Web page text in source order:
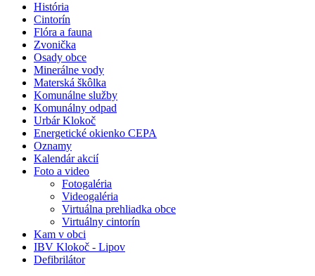
História
Cintorín
Flóra a fauna
Zvonička
Osady obce
Minerálne vody
Materská škôlka
Komunálne služby
Komunálny odpad
Urbár Klokoč
Energetické okienko CEPA
Oznamy
Kalendár akcií
Foto a video
Fotogaléria
Videogaléria
Virtuálna prehliadka obce
Virtuálny cintorín
Kam v obci
IBV Klokoč - Lipov
Defibrilátor